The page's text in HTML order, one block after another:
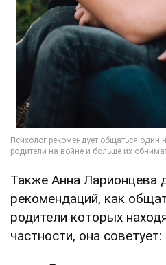
Также Анна Ларионцева
рекомендаций, как
родители которых
частности, она советует: